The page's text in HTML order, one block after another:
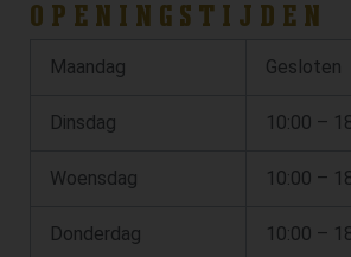
OPENINGSTIJDEN
Maandag Gesloten
Dinsdag 10:00 –
Woensdag 10:00 –
Donderdag 10:00 –